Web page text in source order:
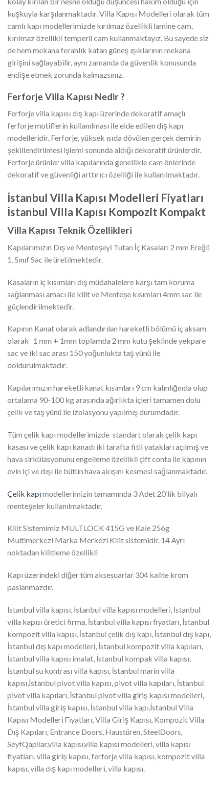
kuşkuyla karşılanmaktadır. Villa Kapısı Modelleri olarak tüm
camlı kapı modellerimizde kırılmaz özellikli lamine cam,
kırılmaz özellikli temperli cam kullanmaktayız. Bu sayede siz
de hem mekana ferahlık katan güneş ışıklarının mekana
girişini sağlayabilir, aynı zamanda da güvenlik konusunda
endişe etmek zorunda kalmazsınız.
Ferforje Villa Kapısı Nedir ?
Ferforje villa kapısı dış kapı üzerinde dekoratif amaçlı
ferforje motiflerin kullanılması ile elde edilen dış kapı
modelleridir. Ferforje, yüksek ısıda dövülen gerçek demirin
şekillendirilmesi işlemi sonunda aldığı dekoratif ürünlerdir.
Ferforje ürünler villa kapılarında genellikle cam önlerinde
dekoratif ve güvenliği arttırıcı özelliği ile kullanılmaktadır.
İstanbul Villa Kapısı Modelleri Fiyatları
İstanbul Villa Kapısı Kompozit Kompakt
Villa Kapısı Teknik Özellikleri
Kapılarımızın Dış ve Menteşeyi Tutan İç Kasaları 2 mm Ereğli
1. Sınıf Sac ile üretilmektedir.
Kasaların iç kısımları dış müdahalelere karşı tam koruma
sağlanması amacı ile kilit ve Menteşe kısımları 4mm sac ile
güçlendirilmektedir.
Kapının Kanat olarak adlandırılan hareketli bölümü iç aksam
olarak 1 mm + 1mm toplamda 2 mm kutu şeklinde yekpare
sac ve iki sac arası 150 yoğunlukta taş yünü ile
doldurulmaktadır.
Kapılarımızın hareketli kanat kısımları 9 cm kalınlığında olup
ortalama 90-100 kg arasında ağırlıkta içleri tamamen dolu
çelik ve taş yünü ile izolasyonu yapılmış durumdadır.
Tüm çelik kapı modellerimizde standart olarak çelik kapı
kasası ve çelik kapı kanadı iki tarafta fitil yatakları açılmış ve
hava sirkülasyonunu engelleme özellikli çift conta ile kapının
evin içi ve dışı ile bütün hava akışını kesmesi sağlanmaktadır.
Çelik kapımodellerimizin tamamında 3 Adet 20’lik bilyalı
menteşeler kullanılmaktadır.
Kilit Sistemimiz MULTLOCK 415G ve Kale 256g
Multimerkezi Marka Merkezi Kilit sistemidir. 14 Ayrı
noktadan kilitleme özellikli
Kapı üzerindeki diğer tüm aksesuarlar 304 kalite krom
paslanmazdır.
İstanbul villa kapısı, İstanbul villa kapısı modelleri, İstanbul
villa kapısı üretici firma, İstanbul villa kapısı fiyatları, İstanbul
kompozit villa kapısı, İstanbul çelik dış kapı, İstanbul dış kapı,
İstanbul dış kapı modelleri, İstanbul kompozit villa kapıları,
İstanbul villa kapısı imalat, İstanbul kompak villa kapısı,
İstanbul su kontrası villa kapısı, İstanbul marin villa
kapısı,İstanbul pivot villa kapısı, pivot villa kapıları, İstanbul
pivot villa kapıları, İstanbul pivot villa giriş kapısı modelleri,
İstanbul villa giriş kapısı, İstanbul villa kapı,İstanbul Villa
Kapısı Modelleri Fiyatları, Villa Giriş Kapısı, Kompozit Villa
Dış Kapıları, Entrance Doors, Haustüren, SteelDoors,
SeyfQapilar,villa kapısı,villa kapısı modelleri, villa kapısı
fiyatları, villa giriş kapısı, ferforje villa kapısı, kompozit villa
kapısı, villa dış kapı modelleri, villa kapısı.